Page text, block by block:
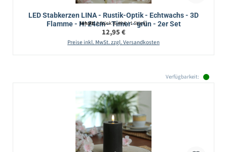
LED Stabkerzen LINA - Rustik-Optik - Echtwachs - 3D
Flamme - H: 24cm - Timer - grün - 2er Set
Inhalt:2 Stück(6,48 € / 1 Stück)
Regulärer Preis:
12,95 €
Preise inkl. MwSt. zzgl. Versandkosten
Verfügbarkeit: